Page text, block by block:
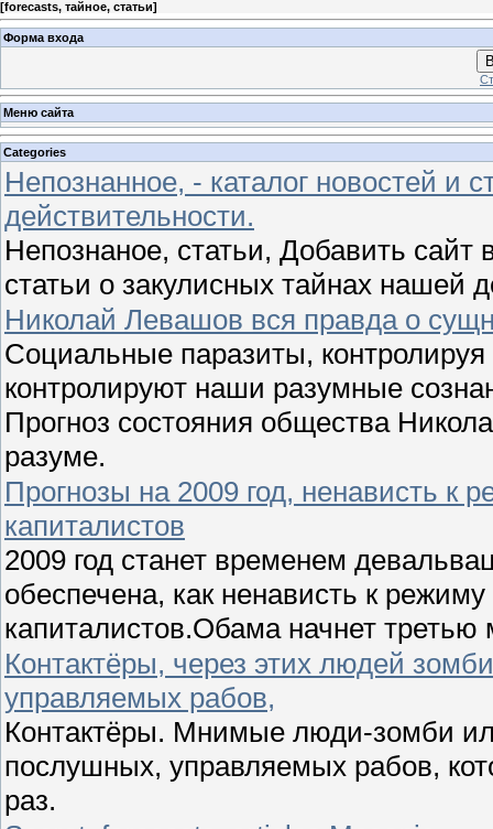
[forecasts, тайное, статьи]
Форма входа
Меню сайта
Categories
Непознанное, - каталог новостей и
действительности.
Непознаное, статьи, Добавить сайт
статьи о закулисных тайнах нашей
Николай Левашов вся правда о
Социальные паразиты,
контролируют наши разумные
Прогноз состояния общества
разуме.
Прогнозы на 2009 год, ненависть к
капиталистов
2009 год станет временем
обеспечена, как ненависть к
капиталистов.Обама начнет
Контактёры, через этих людей
управляемых рабов,
Контактёры. Мнимые люди-зомби
послушных, управляемых рабов,
раз.